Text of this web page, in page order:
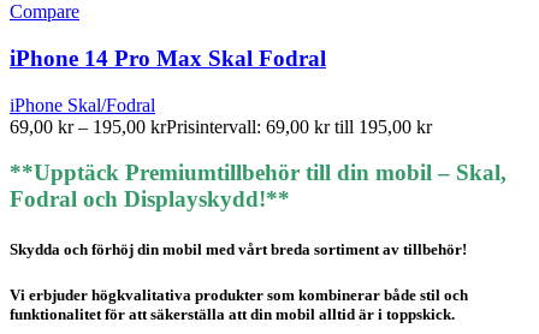
Compare
iPhone 14 Pro Max Skal Fodral
iPhone Skal/Fodral
69,00 kr – 195,00 krPrisintervall: 69,00 kr till 195,00 kr
**Upptäck Premiumtillbehör till din mobil – Skal,
Fodral och Displayskydd!**
Skydda och förhöj din mobil med vårt breda sortiment av tillbehör!
Vi erbjuder högkvalitativa produkter som kombinerar både stil och
funktionalitet för att säkerställa att din mobil alltid är i toppskick.